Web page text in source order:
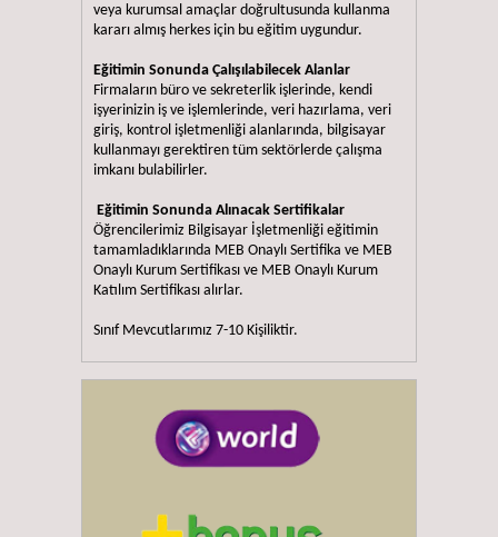
veya kurumsal amaçlar doğrultusunda kullanma
kararı almış herkes için bu eğitim uygundur.
Eğitimin Sonunda Çalışılabilecek Alanlar
Firmaların büro ve sekreterlik işlerinde, kendi
işyerinizin iş ve işlemlerinde, veri hazırlama, veri
giriş, kontrol işletmenliği alanlarında, bilgisayar
kullanmayı gerektiren tüm sektörlerde çalışma
imkanı bulabilirler.
Eğitimin Sonunda Alınacak Sertifikalar
Öğrencilerimiz Bilgisayar İşletmenliği eğitimin
tamamladıklarında MEB Onaylı Sertifika ve MEB
Onaylı Kurum Sertifikası ve MEB Onaylı Kurum
Katılım Sertifikası alırlar.
Sınıf Mevcutlarımız 7-10 Kişiliktir.